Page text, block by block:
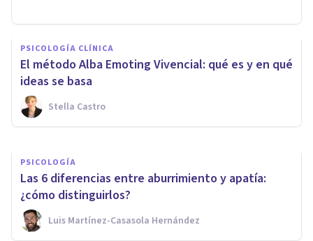
PSICOLOGÍA CLÍNICA
El método Alba Emoting Vivencial: qué es y en qué
ideas se basa
Stella Castro
Malestar emocional: posibles
causas, y cómo superarlo
Joaquín Mateu-Mollá
PSICOLOGÍA
Las 6 diferencias entre aburrimiento y apatía:
¿cómo distinguirlos?
Luis Martínez-Casasola Hernández